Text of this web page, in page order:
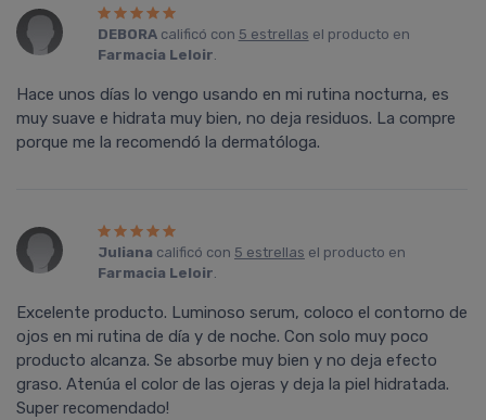
DEBORAcalificó con 5 estrellas el producto en
Farmacia Leloir.
Hace unos días lo vengo usando en mi rutina nocturna, es
muy suave e hidrata muy bien, no deja residuos. La compre
porque me la recomendó la dermatóloga.
Juliana calificó con 5 estrellas el producto en
Farmacia Leloir.
Excelente producto. Luminoso serum, coloco el contorno de
ojos en mi rutina de día y de noche. Con solo muy poco
producto alcanza. Se absorbe muy bien y no deja efecto
graso. Atenúa el color de las ojeras y deja la piel hidratada.
Super recomendado!